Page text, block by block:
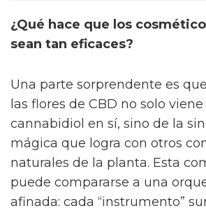
¿Qué hace que los
sean tan eficaces?
Una parte sorprendente es
las flores de CBD no solo viene
cannabidiol en sí, sino de la
mágica que logra con otros
naturales de la planta. Esta
puede compararse a una
afinada: cada “instrumento”